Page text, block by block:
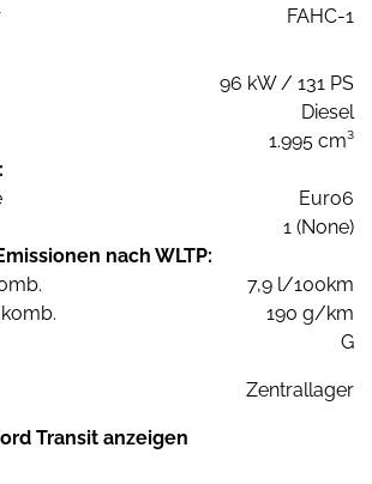
FAHC-1
96 kW / 131 PS
Diesel
1.995 cm³
Euro6
1 (None)
nach WLTP:
7,9 l/100km
190 g/km
G
Zentrallager
Transit anzeigen